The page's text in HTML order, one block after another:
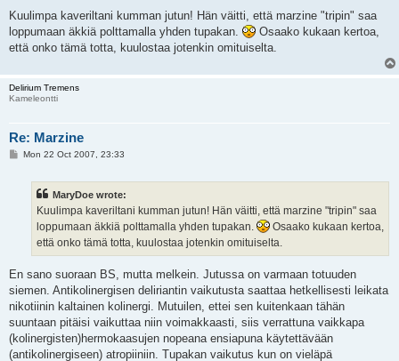
s
Kuulimpa kaveriltani kumman jutun! Hän väitti, että marzine "tripin" saa
loppumaan äkkiä polttamalla yhden tupakan.
Osaako kukaan kertoa,
että onko tämä totta, kuulostaa jotenkin omituiselta.
Delirium Tremens
Kameleontti
Re: Marzine
PMon 22 Oct 2007, 23:33
MaryDoe wrote:
Kuulimpa kaveriltani kumman jutun! Hän väitti, että marzine "tripin" saa
loppumaan äkkiä polttamalla yhden tupakan.
Osaako kukaan kertoa,
että onko tämä totta, kuulostaa jotenkin omituiselta.
En sano suoraan BS, mutta melkein. Jutussa on varmaan totuuden
siemen. Antikolinergisen deliriantin vaikutusta saattaa hetkellisesti leikata
nikotiinin kaltainen kolinergi. Mutuilen, ettei sen kuitenkaan tähän
suuntaan pitäisi vaikuttaa niin voimakkaasti, siis verrattuna vaikkapa
(kolinergisten)hermokaasujen nopeana ensiapuna käytettävään
(antikolinergiseen) atropiiniin. Tupakan vaikutus kun on vieläpä